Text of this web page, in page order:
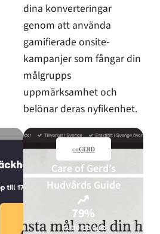
dina konverteringar
genom att använda
gamifierade onsite-
kampanjer som fångar din
målgrupps
uppmärksamhet och
belönar deras nyfikenhet.
Care of Gerd’s
Hudvårds Guide
79%
slutförda quiz